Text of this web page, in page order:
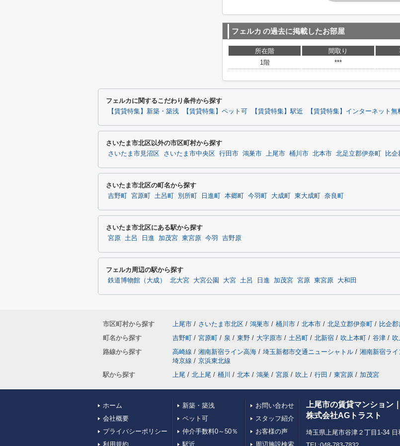
フェルカ の過去に掲載したお部屋
所在階 間取り
1階
***
フェルカに関するこだわり条件から探す
【賃貸特集】新築・築浅 【賃貸特集】ペット可 【賃貸特集】駅近 【賃貸特集】インターネット無
さいたま市北区以外の市区町村から探す
さいたま市見沼区 さいたま市中央区 行田市 鴻巣市 上尾市 桶川市 北本市 北足立郡伊奈町 比企
さいたま市北区の町名から探す
吉野町 宮原町 土呂町 別所町 日進町 本郷町 今羽町 大成町 東大成町 奈良町
さいたま市北区にある駅から探す
宮原 土呂 日進 加茂宮 東宮原 今羽 吉野原
フェルカ周辺の駅から探す
鉄道博物館（大成） 北大宮 大宮公園 大宮 土呂 日進 加茂宮 宮原 東宮原 大和田
市区町村から探す 上尾市 / さいたま市北区 / 鴻巣市 / 桶川市 / 北本市 / 北足立郡伊奈町 / 比企
町名から探す
吉野町 / 宮原町 / 泉 / 東野 / 大字原市 / 土呂町 / 北新宿 / 吹上本町 / 谷津 /
路線から探す
高崎線 / 湘南新宿ライン高海 / 埼玉新都市交通ニューシャトル / 湘南新宿ライ
埼京線 / 京浜東北線
駅から探す
上尾 / 北上尾 / 桶川 / 北本 / 鴻巣 / 宮原 / 吹上 / 行田 / 東宮原 / 加茂宮
ホーム
会社概要
プライバシーポリシー
利用規約
新築・築浅
ペット可
仲介手数料0～50％
駅近
お問い合わせ
スタッフ紹介
お客様の声
周辺施設検索
上尾市の賃貸マンション
株式会社AGトラスト
埼玉県上尾市谷津２丁目1-34 日